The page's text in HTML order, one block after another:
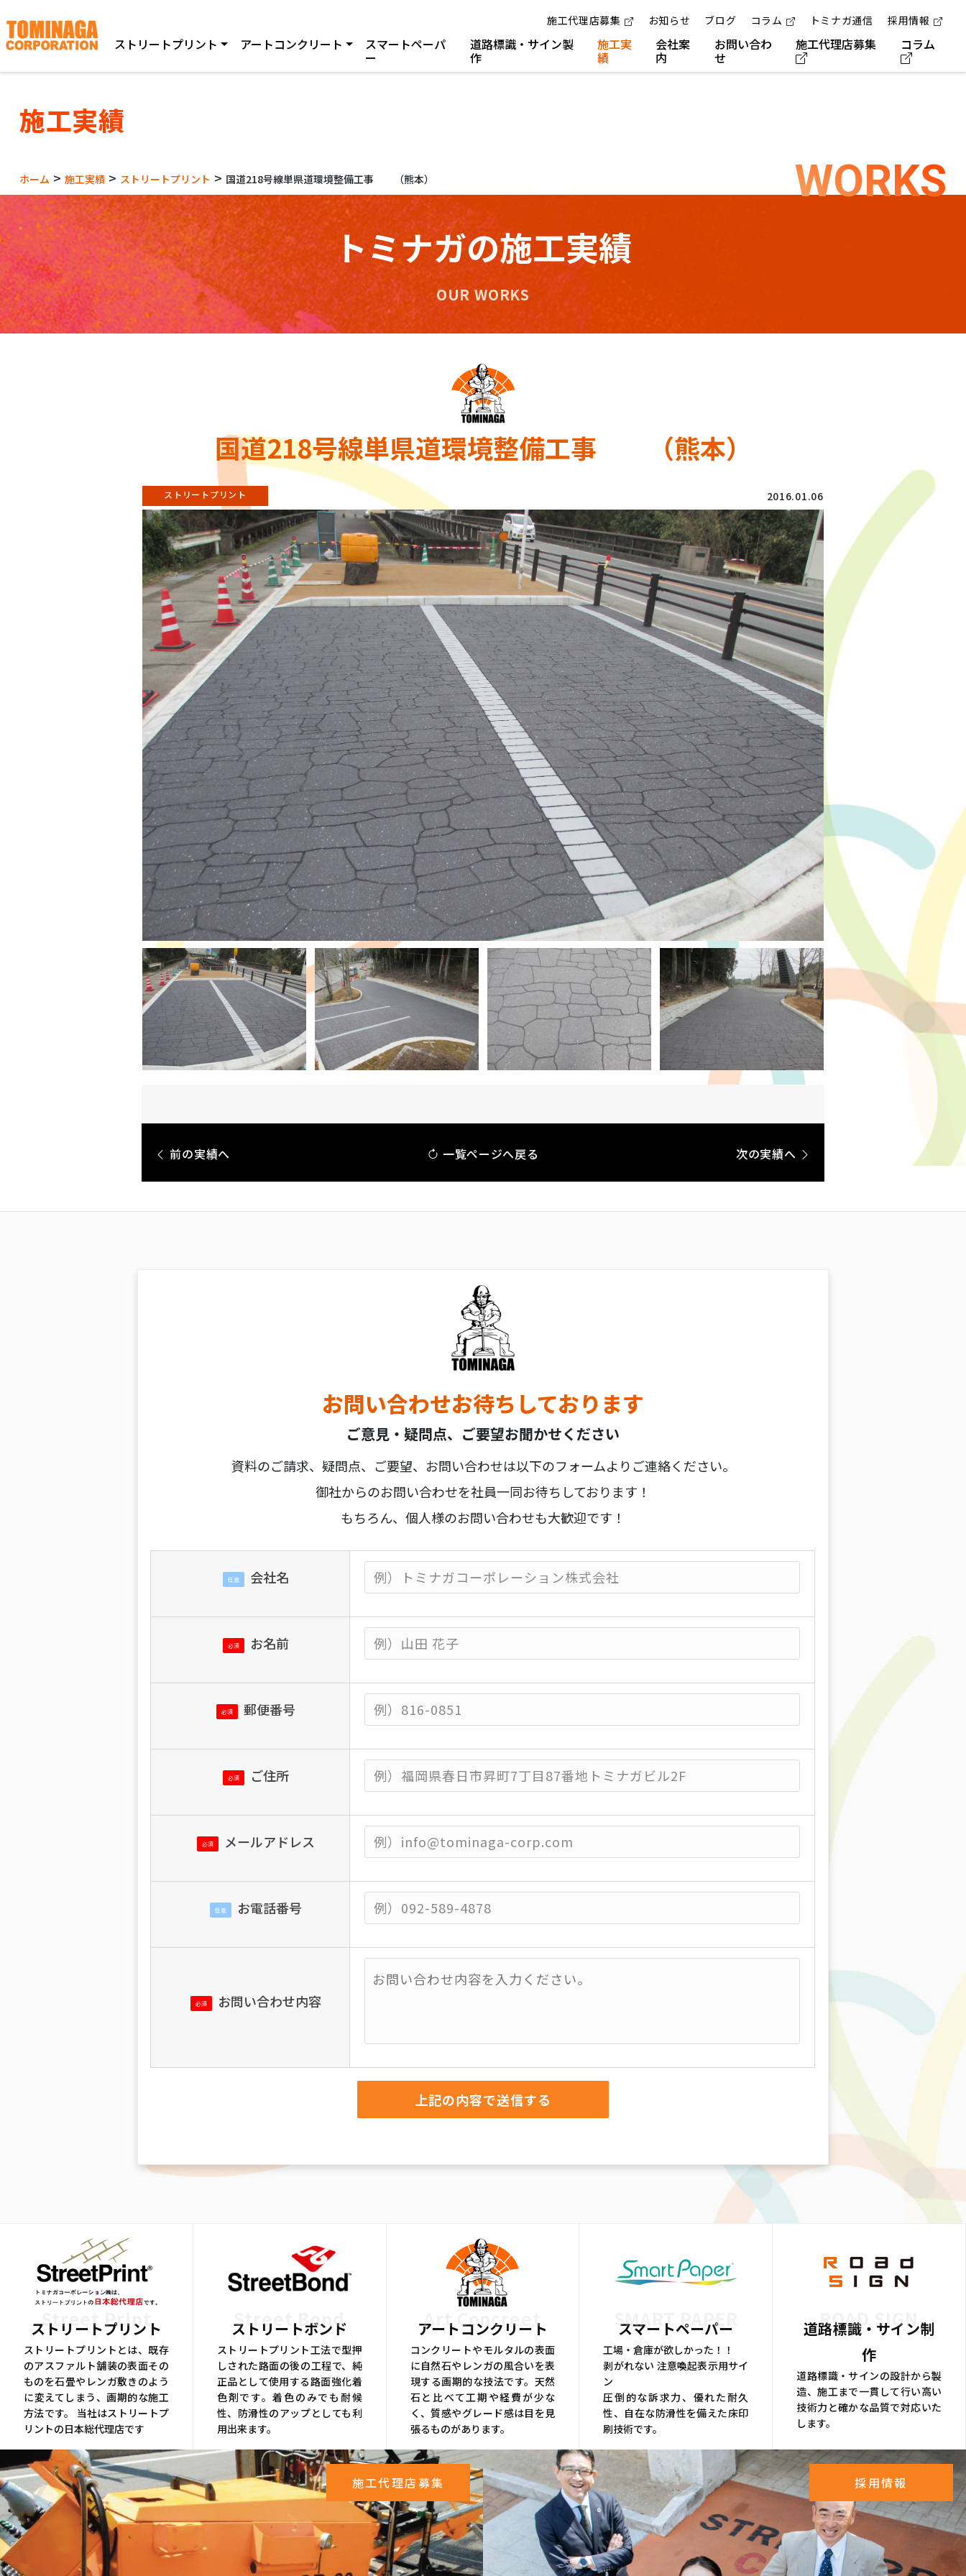
施工代理店募集 お知らせ ブログ コラム トミナガ通信 採用情報
ストリートプリント アートコンクリート スマートペーパ
ー
道路標識・サイン製
作
施工実
績
会社案
内
お問い合わ
せ
施工代理店募集 コラム
施工実績
ホーム >施工実績 > ストリートプリント > 国道218号線単県道環境整備工事 （熊本） WORKS
トミナガの施工実績
OUR WORKS
国道218号線単県道環境整備工事 （熊本）
ストリートプリント 2016.01.06
前の実績へ 一覧ページへ戻る 次の実績へ
お問い合わせお待ちしております
ご意見・疑問点、ご要望お聞かせください
資料のご請求、疑問点、ご要望、お問い合わせは以下のフォームよりご連絡ください。
御社からのお問い合わせを社員一同お待ちしております！
もちろん、個人様のお問い合わせも大歓迎です！
任意 会社名
必須 お名前
必須 郵便番号
必須 ご住所
必須 メールアドレス
任意 お電話番号
必須 お問い合わせ内容
Street Print
ストリートプリント
ストリートプリントとは、既存
のアスファルト舗装の表面その
ものを石畳やレンガ敷きのよう
に変えてしまう、画期的な施工
方法です。 当社はストリートプ
リントの日本総代理店です
Street Bond
ストリートボンド
ストリートプリント工法で型押
しされた路面の後の工程で、純
正品として使用する路面強化着
色剤です。着色のみでも耐候
性、防滑性のアップとしても利
用出来ます。
Art Concreet
アートコンクリート
コンクリートやモルタルの表面
に自然石やレンガの風合いを表
現する画期的な技法です。天然
石と比べて工期や経費が少な
く、質感やグレード感は目を見
張るものがあります。
SMART PAPER
スマートペーパー
工場・倉庫が欲しかった！！
剥がれない 注意喚起表示用サイ
ン
圧倒的な訴求力、優れた耐久
性、自在な防滑性を備えた床印
刷技術です。
ROAD SIGN
道路標識・サイン制
作
道路標識・サインの設計から製
造、施工まで一貫して行い高い
技術力と確かな品質で対応いた
します。
施工代理店募集 採用情報